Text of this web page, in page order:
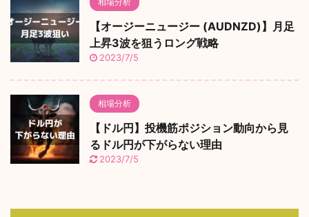
【オージーニュージー (AUDNZD)】月足
上昇3波を狙うロング戦略
2023/7/5
相場分析
【ドル円】投機筋ポジション動向から見
るドル円が下がらない理由
2023/7/5